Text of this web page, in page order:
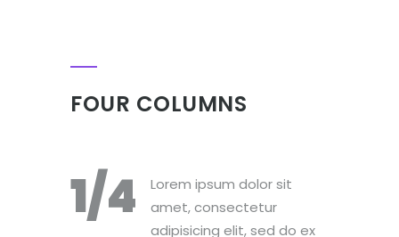
FOUR COLUMNS
1/4
Lorem ipsum dolor sit
amet, consectetur
adipisicing elit, sed do ex